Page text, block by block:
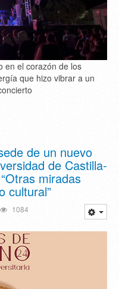
en el corazón de los
que hizo vibrar a un
de un nuevo
de Castilla-
miradas
cultural”
1084